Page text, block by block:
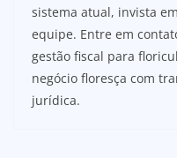
sistema atual, invista
equipe. Entre em
gestão fiscal para
negócio floresça com
jurídica.